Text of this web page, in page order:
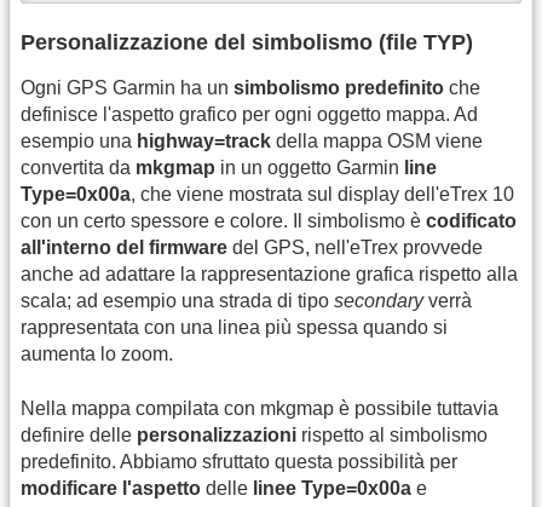
Personalizzazione del simbolismo (file TYP)
Ogni GPS Garmin ha un simbolismo predefinito che
definisce l'aspetto grafico per ogni oggetto mappa. Ad
esempio una highway=track della mappa OSM viene
convertita da mkgmap in un oggetto Garmin line
Type=0x00a, che viene mostrata sul display dell'eTrex 10
con un certo spessore e colore. Il simbolismo è codificato
all'interno del firmware del GPS, nell'eTrex provvede
anche ad adattare la rappresentazione grafica rispetto alla
scala; ad esempio una strada di tipo secondaryverrà
rappresentata con una linea più spessa quando si
aumenta lo zoom.
Nella mappa compilata con mkgmap è possibile tuttavia
definire delle personalizzazioni rispetto al simbolismo
predefinito. Abbiamo sfruttato questa possibilità per
modificare l'aspetto delle linee Type=0x00a e